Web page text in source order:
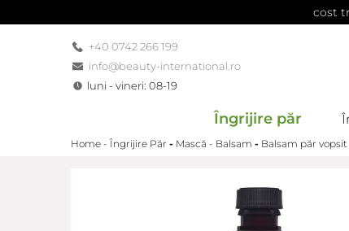
cost
+40 0742 266 199
info@beauty-international.ro
luni - vineri: 08-19
Îngrijire păr
Home - Îngrijire Păr - Mască - Balsam - Balsam păr vopsit